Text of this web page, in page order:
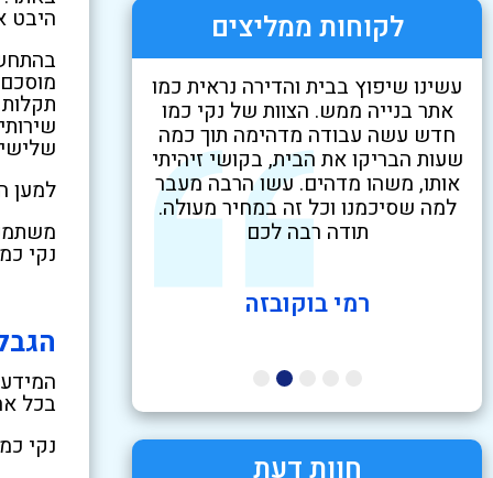
היבט
למען
נקי
בכל
נקי
לקוחות ממליצים
שירות מעולה,
לפני מעבר,
היה נקי היה
הכל היה
שהיה על
עשינו שיפוץ בבית והדירה נראית כמו
אתר בנייה ממש. הצוות של נקי כמו
חדש עשה עבודה מדהימה תוך כמה
שעות הבריקו את הבית, בקושי זיהיתי
אותו, משהו מדהים. עשו הרבה מעבר
למה שסיכמנו וכל זה במחיר מעולה.
תודה רבה לכם
רמי בוקובזה
חוות דעת